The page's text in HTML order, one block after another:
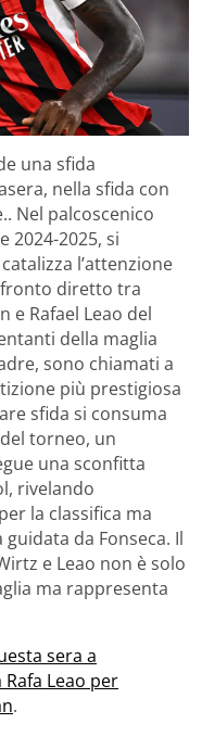
una sfida
nella sfida con
Nel palcoscenico
2024-2025, si
l’attenzione
diretto tra
e Rafael Leao del
della maglia
sono chiamati a
più prestigiosa
sfida si consuma
torneo, un
una sconfitta
rivelando
la classifica ma
da Fonseca. Il
e Leao non è solo
ma rappresenta
sera a
Leao per
.